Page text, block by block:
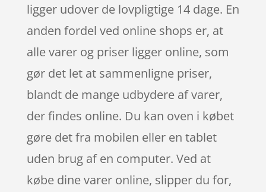
ligger udover de lovpligtige 14 dage. En
anden fordel ved online shops er, at
alle varer og priser ligger online, som
gør det let at sammenligne priser,
blandt de mange udbydere af varer,
der findes online. Du kan oven i købet
gøre det fra mobilen eller en tablet
uden brug af en computer. Ved at
købe dine varer online, slipper du for,